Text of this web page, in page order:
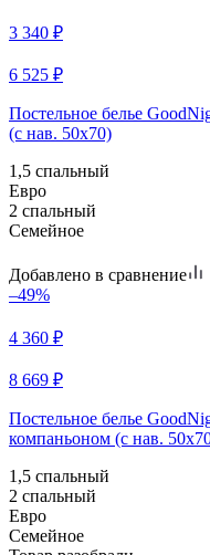
3 340 ₽
6 525 ₽
Постельное белье
(с нав. 50х70)
1,5 спальный
Евро
2 спальный
Семейное
Добавлено в сравнение
–49%
4 360 ₽
8 669 ₽
Постельное белье
компаньоном (с нав.
1,5 спальный
2 спальный
Евро
Семейное